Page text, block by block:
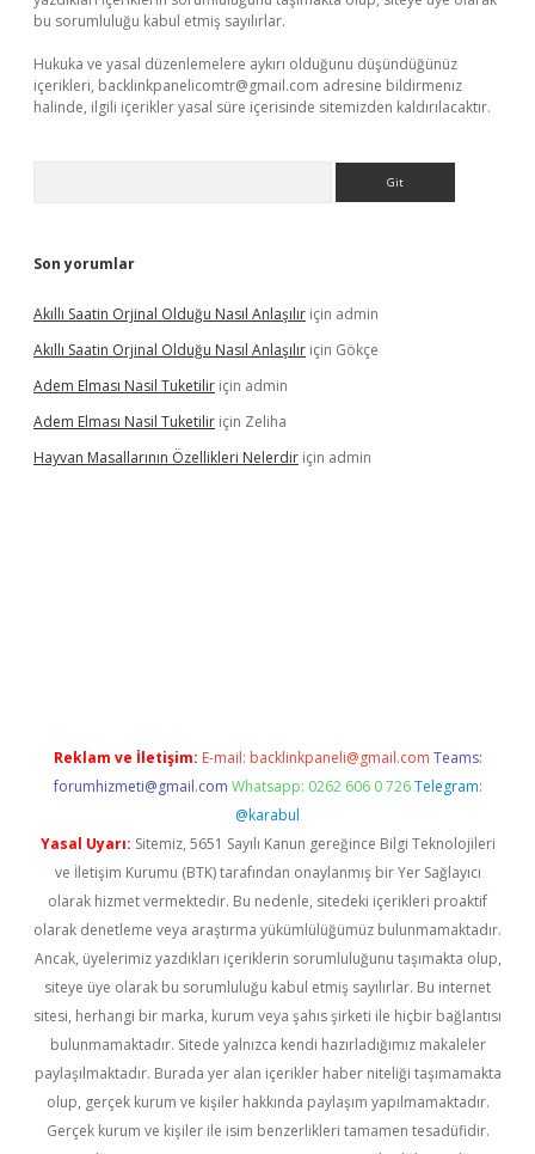
bu sorumluluğu kabul etmiş sayılırlar.
Hukuka ve yasal düzenlemelere aykırı olduğunu düşündüğünüz
içerikleri, backlinkpanelicomtr@gmail.com adresine bildirmeniz
halinde, ilgili içerikler yasal süre içerisinde sitemizden kaldırılacaktır.
Son yorumlar
Akıllı Saatin Orjinal Olduğu Nasıl Anlaşılır için admin
Akıllı Saatin Orjinal Olduğu Nasıl Anlaşılır için Gökçe
Adem Elması Nasil Tuketilir için admin
Adem Elması Nasil Tuketilir için Zeliha
Hayvan Masallarının Özellikleri Nelerdir için admin
Reklam ve İletişim: E-mail: backlinkpaneli@gmail.com Teams:
forumhizmeti@gmail.com Whatsapp: 0262 606 0 726 Telegram:
@karabul
Yasal Uyarı: Sitemiz, 5651 Sayılı Kanun gereğince Bilgi Teknolojileri
ve İletişim Kurumu (BTK) tarafından onaylanmış bir Yer Sağlayıcı
olarak hizmet vermektedir. Bu nedenle, sitedeki içerikleri proaktif
olarak denetleme veya araştırma yükümlülüğümüz bulunmamaktadır.
Ancak, üyelerimiz yazdıkları içeriklerin sorumluluğunu taşımakta olup,
siteye üye olarak bu sorumluluğu kabul etmiş sayılırlar. Bu internet
sitesi, herhangi bir marka, kurum veya şahıs şirketi ile hiçbir bağlantısı
bulunmamaktadır. Sitede yalnızca kendi hazırladığımız makaleler
paylaşılmaktadır. Burada yer alan içerikler haber niteliği taşımamakta
olup, gerçek kurum ve kişiler hakkında paylaşım yapılmamaktadır.
Gerçek kurum ve kişiler ile isim benzerlikleri tamamen tesadüfidir.